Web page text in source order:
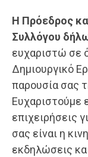
Η Πρόεδρος
Συλλόγου
ευχαριστώ σε
Δημιουργικό
παρουσία σας
Ευχαριστούμε
επιχειρήσεις
σας είναι η
εκδηλώσεις